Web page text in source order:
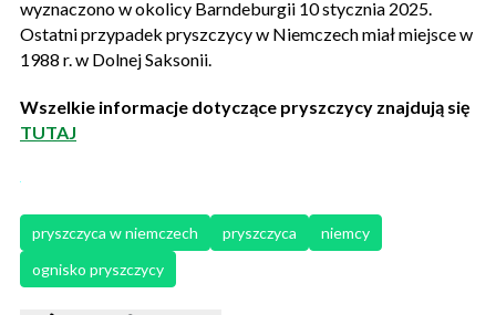
wyznaczono w okolicy Barndeburgii 10 stycznia 2025.
Ostatni przypadek pryszczycy w Niemczech miał miejsce w
1988 r. w Dolnej Saksonii.
Wszelkie informacje dotyczące pryszczycy znajdują się
TUTAJ
pryszczyca w niemczech pryszczyca
niemcy
ognisko pryszczycy